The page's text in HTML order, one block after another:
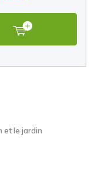
et le jardin